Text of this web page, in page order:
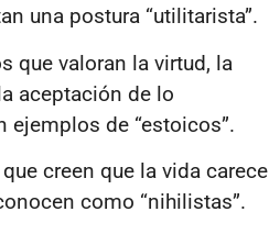
una postura “utilitarista”.
que valoran la virtud, la
aceptación de lo
ejemplos de “estoicos”.
creen que la vida carece
como “nihilistas”.